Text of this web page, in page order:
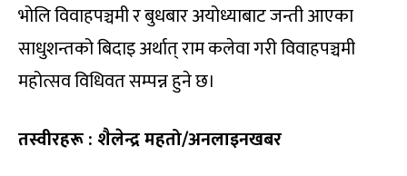
भोलि विवाहपञ्चमी र बुधबार अयोध्याबाट जन्ती आएका
साधुशन्तको बिदाइ अर्थात् राम कलेवा गरी विवाहपञ्चमी
महोत्सव विधिवत सम्पन्न हुने छ।
तस्वीरहरू : शैलेन्द्र महतो/अनलाइनखबर